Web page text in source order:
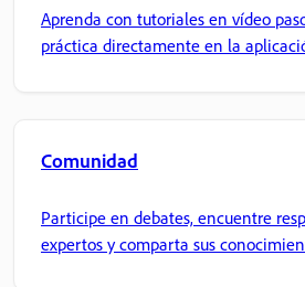
Aprenda con tutoriales en vídeo
práctica directamente en la
Comunidad
Participe en debates, encuentre
expertos y comparta sus